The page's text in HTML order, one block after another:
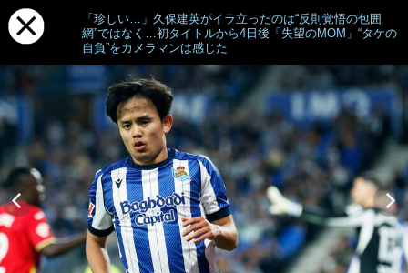
「珍しい…」久保建英がイラ立ったのは“反則覚悟の包囲
網”ではなく…初タイトルから4日後「失望のMOM」“タケの
自負”をカメラマンは感じた